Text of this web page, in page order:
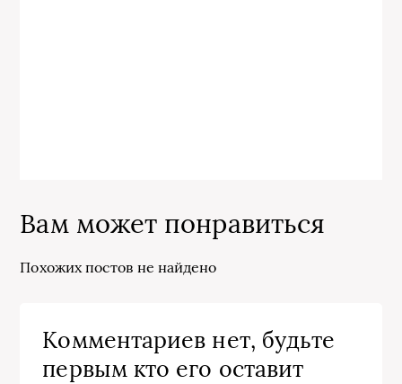
Вам может понравиться
Похожих постов не найдено
Комментариев нет, будьте
первым кто его оставит